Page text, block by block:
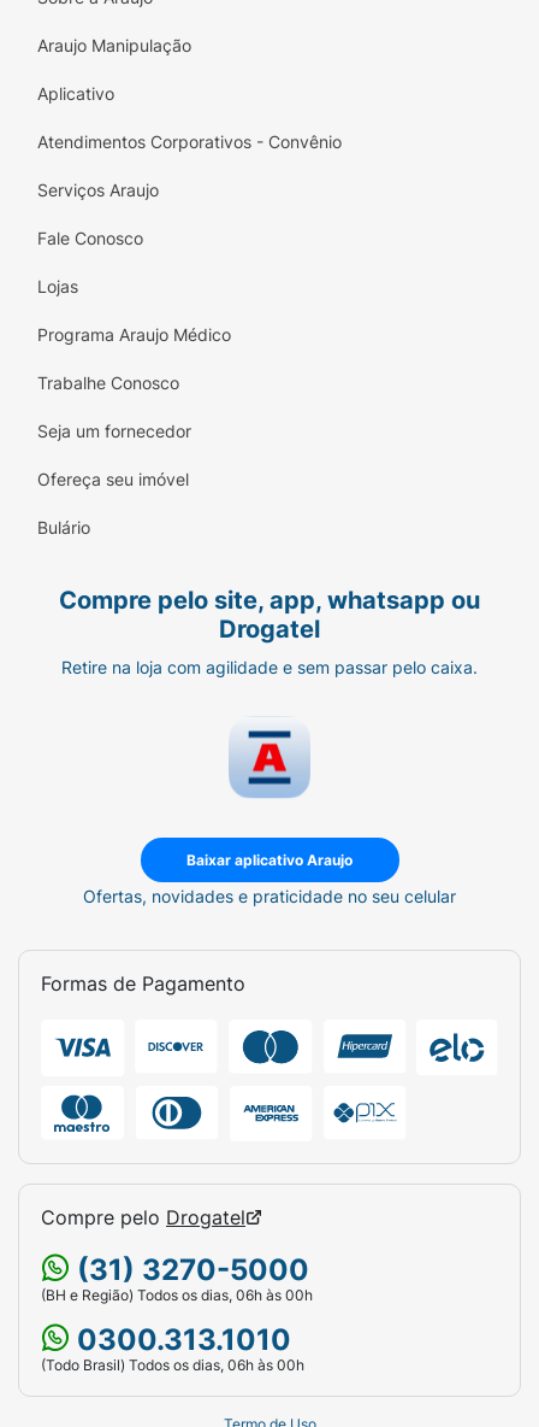
Araujo Manipulação
Aplicativo
Atendimentos Corporativos - Convênio
Serviços Araujo
Fale Conosco
Lojas
Programa Araujo Médico
Trabalhe Conosco
Seja um fornecedor
Ofereça seu imóvel
Bulário
Compre pelo site, app, whatsapp ou
Drogatel
Retire na loja com agilidade e sem passar pelo caixa.
Baixar aplicativo Araujo
Ofertas, novidades e praticidade no seu celular
Formas de Pagamento
Compre pelo Drogatel
(31) 3270-5000
(BH e Região) Todos os dias, 06h às 00h
0300.313.1010
(Todo Brasil) Todos os dias, 06h às 00h